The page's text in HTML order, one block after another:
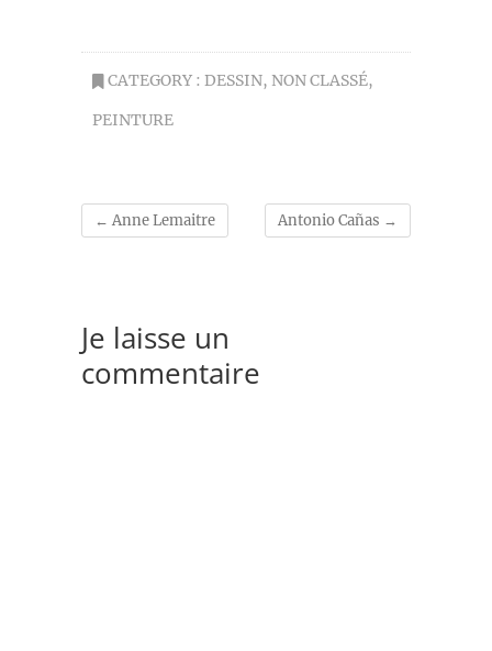
CATEGORY : DESSIN, NON CLASSÉ,
PEINTURE
← Anne Lemaitre Antonio Cañas →
Je laisse un
commentaire